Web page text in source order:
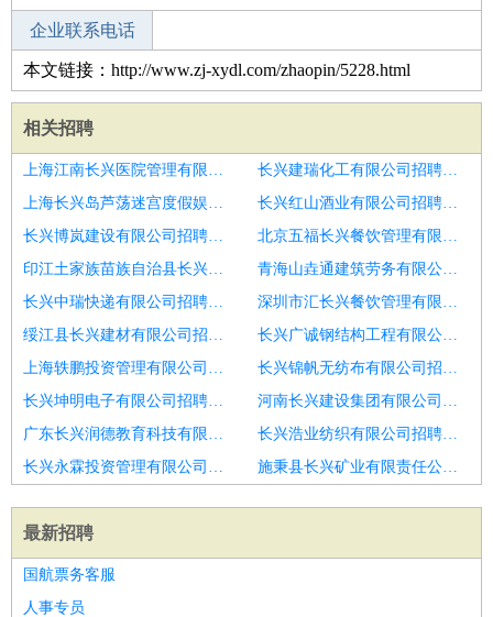
企业联系电话
本文链接：http://www.zj-xydl.com/zhaopin/5228.html
相关招聘
上海江南长兴医院管理有限公司招聘软件技术支持工程师
长兴建瑞化工有限公司招聘通信技术支持工程师
上海长兴岛芦荡迷宫度假娱乐有限公司招聘售前技术支持工程师
长兴红山酒业有限公司招聘大客户服务经理售后技术支持
长兴博岚建设有限公司招聘技术支持工程师
北京五福长兴餐饮管理有限责任公司招聘售前售后技术支持
印江土家族苗族自治县长兴小额贷款有限责任公司招聘售前技术支持工程师
青海山垚通建筑劳务有限公司招聘运维经理
长兴中瑞快递有限公司招聘软件售后技术支持
深圳市汇长兴餐饮管理有限公司招聘断桥门窗大工
绥江县长兴建材有限公司招聘钢结构工程师
长兴广诚钢结构工程有限公司招聘驻点）系统集成技术员
上海轶鹏投资管理有限公司招聘售后技术支持主管
长兴锦帆无纺布有限公司招聘技术支持
长兴坤明电子有限公司招聘苏州技术支持工程师
河南长兴建设集团有限公司晋中防腐保温公司招聘暖通技术支持
广东长兴润德教育科技有限公司南通分公司招聘澳门）IT技术员
长兴浩业纺织有限公司招聘技术支持工程师
长兴永霖投资管理有限公司招聘高级技术支持工程师
施秉县长兴矿业有限责任公司招聘技术支持工程师
最新招聘
国航票务客服
人事专员